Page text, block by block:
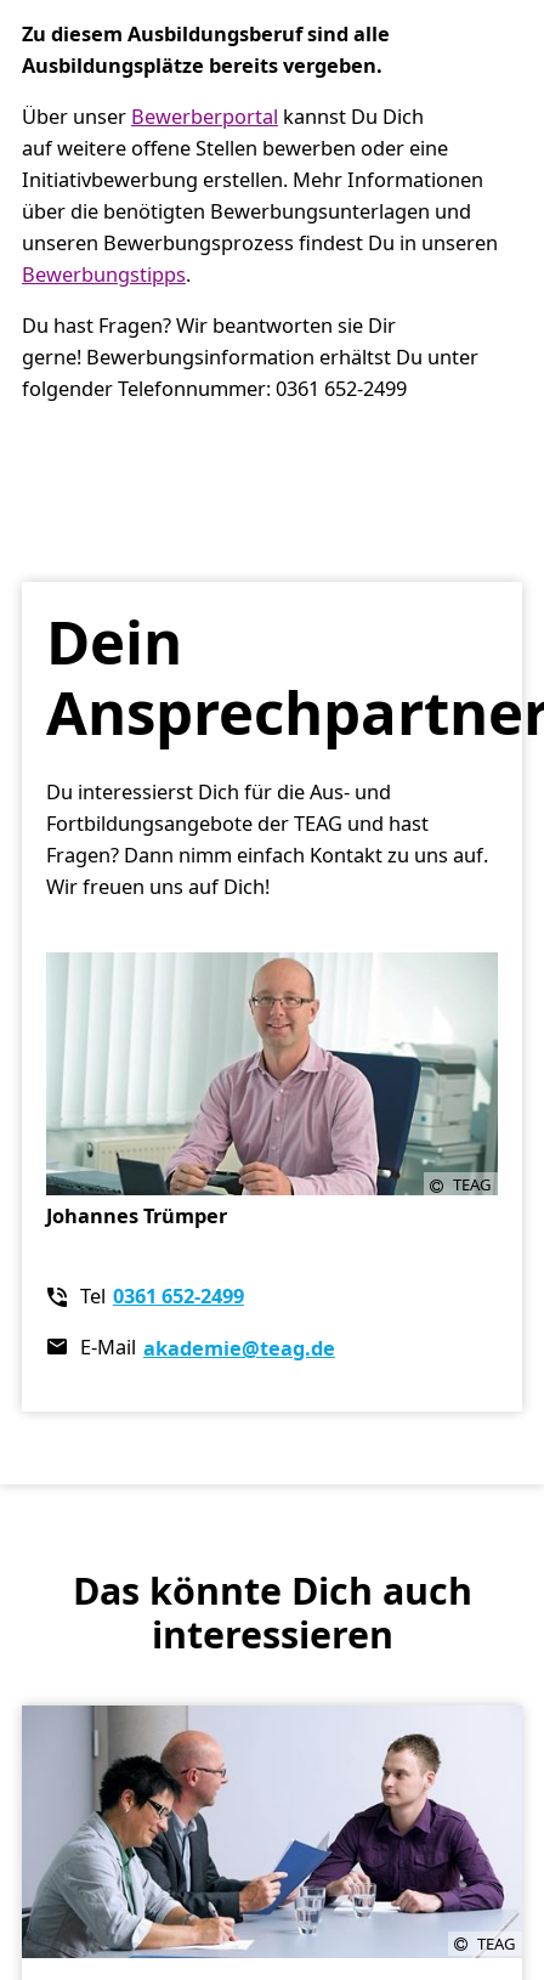
Zu diesem Ausbildungsberuf sind alle
Ausbildungsplätze bereits vergeben.
Über unser Bewerberportal kannst Du Dich
auf weitere offene Stellen bewerben oder eine
Initiativbewerbung erstellen. Mehr Informationen
über die benötigten Bewerbungsunterlagen und
unseren Bewerbungsprozess findest Du in unseren
Bewerbungstipps.
Du hast Fragen? Wir beantworten sie Dir
gerne! Bewerbungsinformation erhältst Du unter
folgender Telefonnummer: 0361 652-2499
Dein
Du interessierst Dich für die Aus- und
Fortbildungsangebote der TEAG und hast
Fragen? Dann nimm einfach Kontakt zu uns auf.
Wir freuen uns auf Dich!
TEAG
Johannes Trümper
Tel 0361 652-2499
E-Mail akademie@teag.de
Das könnte Dich auch
interessieren
TEAG